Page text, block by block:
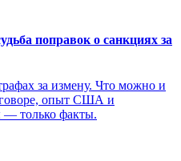
поправок о санкциях за
за измену. Что можно и
опыт США и
— только факты.